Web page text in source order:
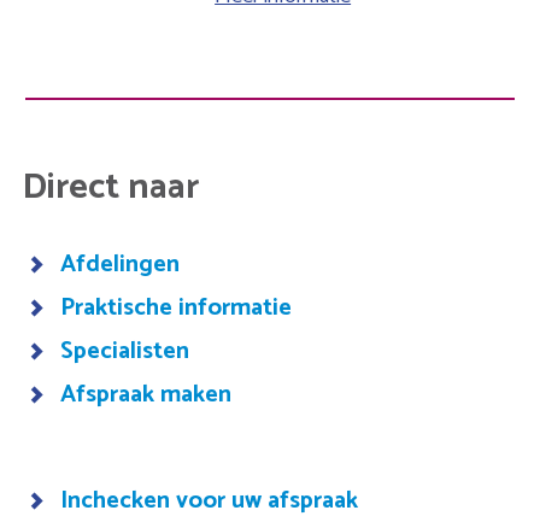
Direct naar
Afdelingen
Praktische informatie
Specialisten
Afspraak maken
Inchecken voor uw afspraak